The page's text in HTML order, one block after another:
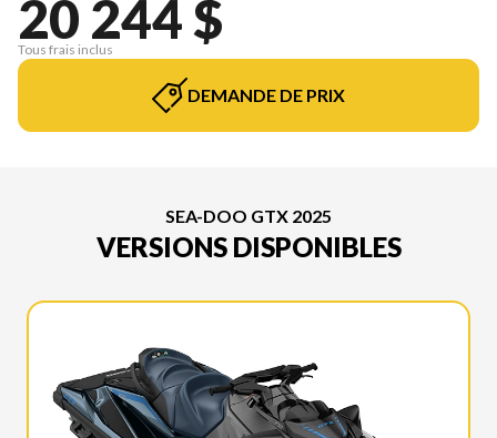
20 244 $
Tous frais inclus
DEMANDE DE PRIX
SEA-DOO GTX 2025
VERSIONS DISPONIBLES